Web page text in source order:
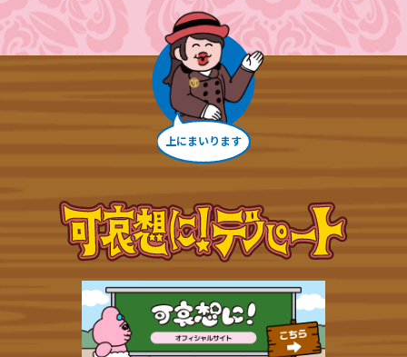
メディア掲載情報
FAQ
チケット購入